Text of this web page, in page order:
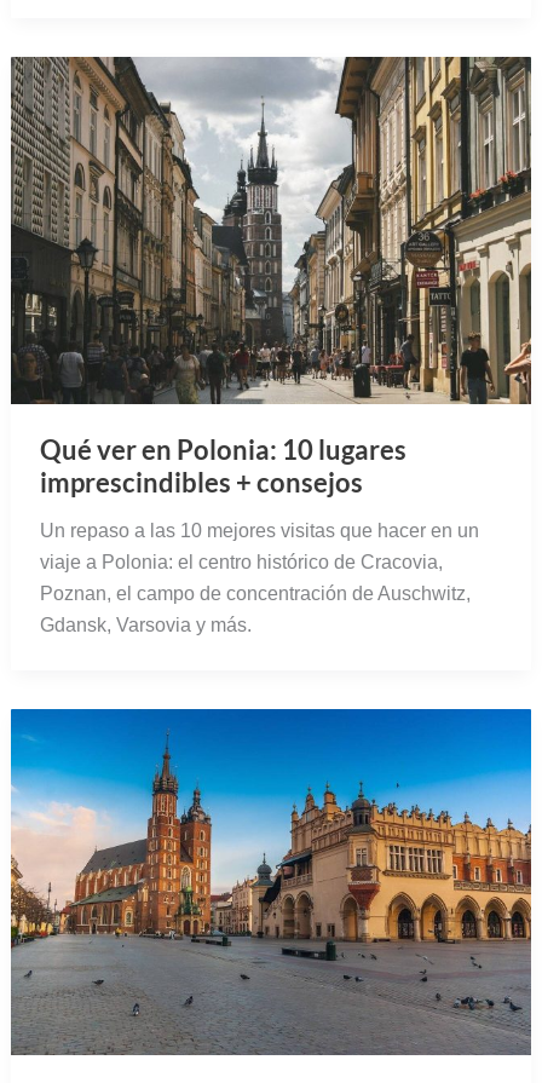
Qué ver en Polonia: 10 lugares
imprescindibles + consejos
Un repaso a las 10 mejores visitas que hacer en un
viaje a Polonia: el centro histórico de Cracovia,
Poznan, el campo de concentración de Auschwitz,
Gdansk, Varsovia y más.